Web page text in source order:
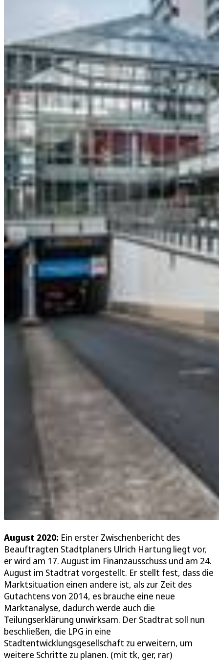
August 2020: Ein erster Zwischenbericht des
Beauftragten Stadtplaners Ulrich Hartung liegt vor,
er wird am 17. August im Finanzausschuss und am 24.
August im Stadtrat vorgestellt. Er stellt fest, dass die
Marktsituation einen andere ist, als zur Zeit des
Gutachtens von 2014, es brauche eine neue
Marktanalyse, dadurch werde auch die
Teilungserklärung unwirksam. Der Stadtrat soll nun
beschließen, die LPG in eine
Stadtentwicklungsgesellschaft zu erweitern, um
weitere Schritte zu planen. (mit tk, ger, rar)